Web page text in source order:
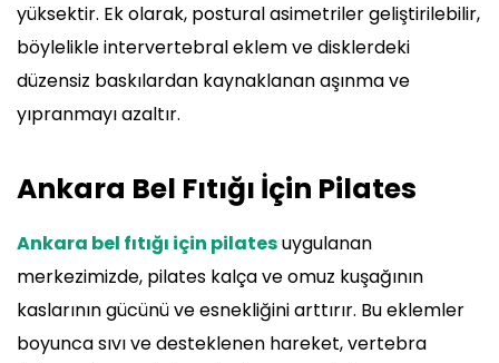
yüksektir. Ek olarak, postural asimetriler geliştirilebilir,
böylelikle intervertebral eklem ve disklerdeki
düzensiz baskılardan kaynaklanan aşınma ve
yıpranmayı azaltır.
Ankara Bel Fıtığı İçin Pilates
Ankara bel fıtığı için pilatesuygulanan
merkezimizde, pilates kalça ve omuz kuşağının
kaslarının gücünü ve esnekliğini arttırır. Bu eklemler
boyunca sıvı ve desteklenen hareket, vertebra